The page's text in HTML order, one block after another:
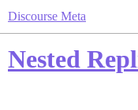
Discourse Meta
Nested